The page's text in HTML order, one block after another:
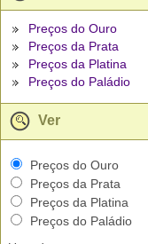
Preços do Ouro
Preços da Prata
Preços da Platina
Preços do Paládio
Ver
Preços do Ouro
Preços da Prata
Preços da Platina
Preços do Paládio